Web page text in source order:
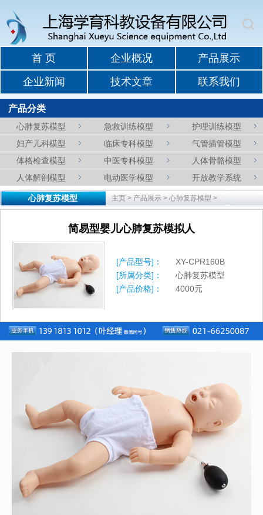
首 页 企业概况 产品展示
企业新闻 技术文章 联系我们
产品分类
心肺复苏模型 急救训练模型
护理训练模型
妇产儿科模型
临床专科模型
气管插管模型
体格检查模型
中医专科模型
人体骨骼模型
人体解剖模型
电动医学模型 开放教学系统
心肺复苏模型 主页 > 产品展示 > 心肺复苏模型 >
简易型婴儿心肺复苏模拟人
[产品型号]：
XY-CPR160B
[所属分类]：
心肺复苏模型
[产品价格]：
4000元